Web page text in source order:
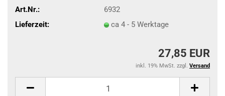
Art.Nr.:
6932
Lieferzeit:
ca 4 - 5 Werktage
27,85 EUR
inkl. 19% MwSt. zzgl. Versand